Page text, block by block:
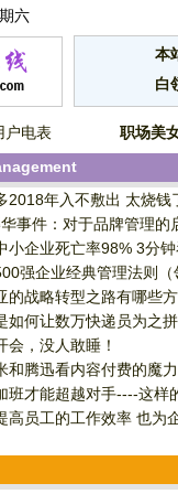
六
本
白
户电表 职场美
2018年入不敷出 太烧钱
事件：对于品牌管理的
小企业死亡率98% 3分
强企业经典管理法则
的战略转型之路有哪些
如何让数万快递员为之
会，没人敢睡！
和腾迅看内容付费的魔力
班才能超越对手----这样
高员工的工作效率 也为